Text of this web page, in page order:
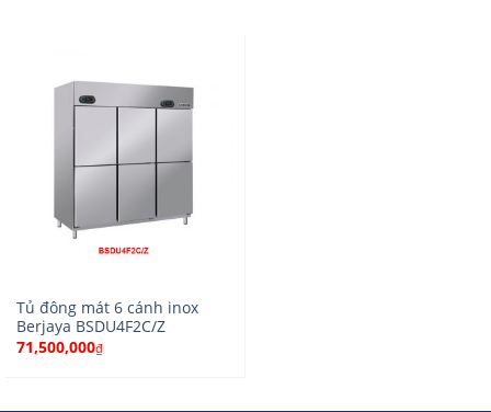
Tủ đông mát 6 cánh inox
Berjaya BSDU4F2C/Z
71,500,000₫